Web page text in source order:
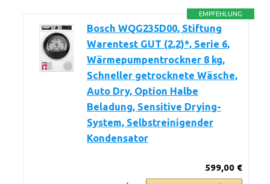
EMPFEHLUNG
Bosch WQG235D00, Stiftung
Warentest GUT (2,2)*, Serie 6,
Wärmepumpentrockner 8 kg,
Schneller getrocknete Wäsche,
Auto Dry, Option Halbe
Beladung, Sensitive Drying-
System, Selbstreinigender
Kondensator
599,00 €